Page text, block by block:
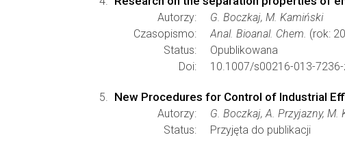
Autorzy:
G. Boczkaj, M. Kamiński
Czasopismo:
Anal. Bioanal. Chem. (rok:
Status:
Opublikowana
Doi:
10.1007/s00216-013-7236-
New Procedures for Control of Industrial
Autorzy:
G. Boczkaj, A. Przyjazny, M.
Status:
Przyjęta do publikacji